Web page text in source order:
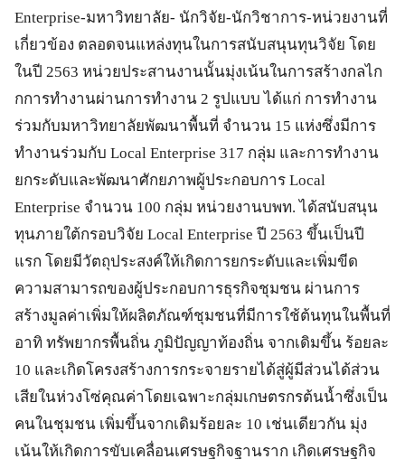
Enterprise-มหาวิทยาลัย- นักวิจัย-นักวิชาการ-หน่วยงานที่
เกี่ยวข้อง ตลอดจนแหล่งทุนในการสนับสนุนทุนวิจัย โดย
ในปี 2563 หน่วยประสานงานนั้นมุ่งเน้นในการสร้างกลไก
กการทำงานผ่านการทำงาน 2 รูปแบบ ได้แก่ การทำงาน
ร่วมกับมหาวิทยาลัยพัฒนาพื้นที่ จำนวน 15 แห่งซึ่งมีการ
ทำงานร่วมกับ Local Enterprise 317 กลุ่ม และการทำงาน
ยกระดับและพัฒนาศักยภาพผู้ประกอบการ Local
Enterprise จำนวน 100 กลุ่ม หน่วยงานบพท. ได้สนับสนุน
ทุนภายใต้กรอบวิจัย Local Enterprise ปี 2563 ขึ้นเป็นปี
แรก โดยมีวัตถุประสงค์ให้เกิดการยกระดับและเพิ่มขีด
ความสามารถของผู้ประกอบการธุรกิจชุมชน ผ่านการ
สร้างมูลค่าเพิ่มให้ผลิตภัณฑ์ชุมชนที่มีการใช้ต้นทุนในพื้นที่
อาทิ ทรัพยากรพื้นถิ่น ภูมิปัญญาท้องถิ่น จากเดิมขึ้น ร้อยละ
10 และเกิดโครงสร้างการกระจายรายได้สู่ผู้มีส่วนได้ส่วน
เสียในห่วงโซ่คุณค่าโดยเฉพาะกลุ่มเกษตรกรต้นน้ำซึ่งเป็น
คนในชุมชน เพิ่มขึ้นจากเดิมร้อยละ 10 เช่นเดียวกัน มุ่ง
เน้นให้เกิดการขับเคลื่อนเศรษฐกิจฐานราก เกิดเศรษฐกิจ